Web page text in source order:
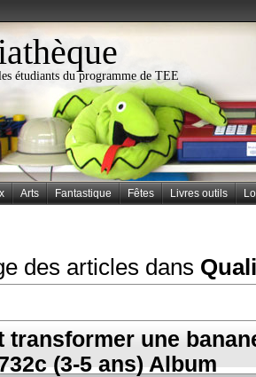
étudiants du programme de TEE
Arts Fantastique Fêtes Livres outils
des articles dans
transformer une
(3-5 ans) Album